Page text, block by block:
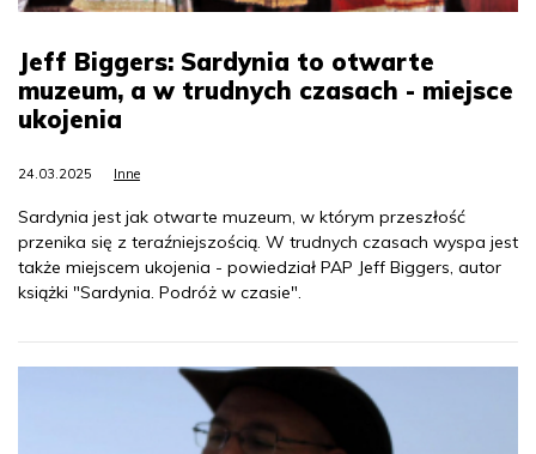
Jeff Biggers: Sardynia to otwarte
muzeum, a w trudnych czasach - miejsce
ukojenia
24.03.2025 Inne
Sardynia jest jak otwarte muzeum, w którym przeszłość
przenika się z teraźniejszością. W trudnych czasach wyspa jest
także miejscem ukojenia - powiedział PAP Jeff Biggers, autor
książki "Sardynia. Podróż w czasie".